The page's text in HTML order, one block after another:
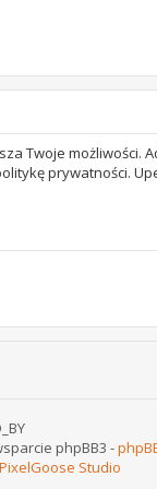
Twoje
prywatności.
phpBB3 -
PixelGoose Studio